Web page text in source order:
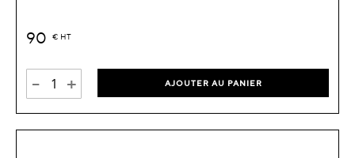
90 € HT
- + AJOUTER AU PANIER